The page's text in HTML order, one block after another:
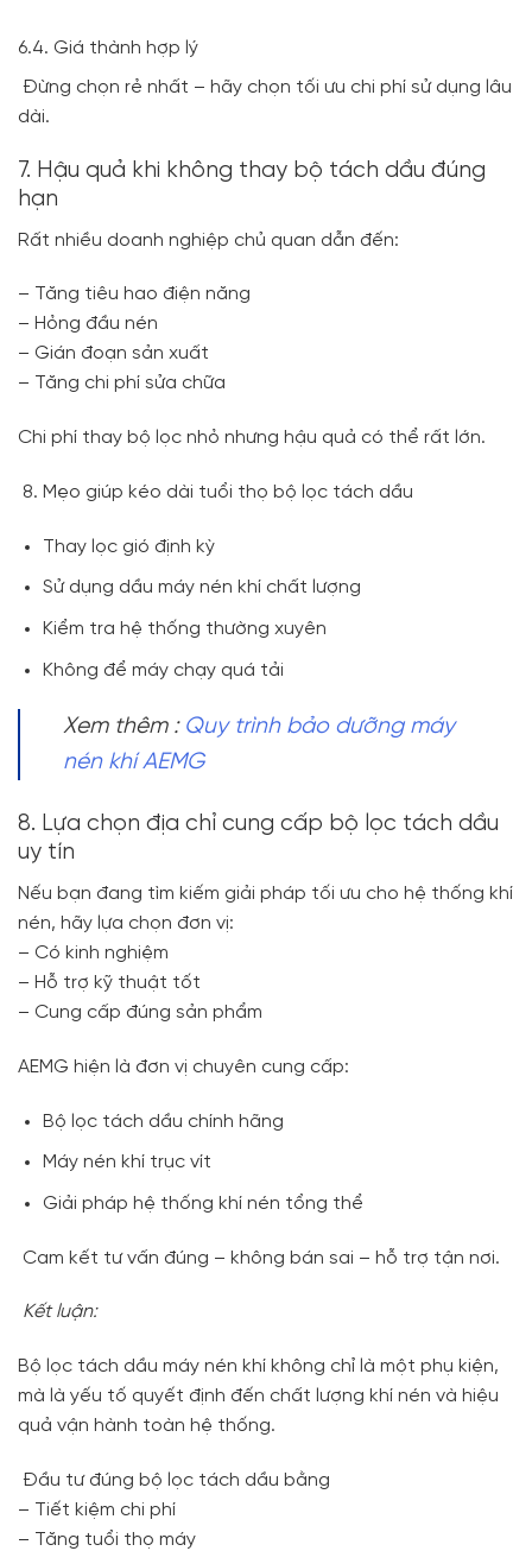
6.4. Giá thành hợp lý
Đừng chọn rẻ nhất – hãy chọn tối ưu chi phí sử dụng lâu
dài.
7. Hậu quả khi không thay bộ tách dầu đúng
hạn
Rất nhiều doanh nghiệp chủ quan dẫn đến:
– Tăng tiêu hao điện năng
– Hỏng đầu nén
– Gián đoạn sản xuất
– Tăng chi phí sửa chữa
Chi phí thay bộ lọc nhỏ nhưng hậu quả có thể rất lớn.
Mẹo giúp kéo dài tuổi thọ bộ lọc tách dầu
Thay lọc gió định kỳ
Sử dụng dầu máy nén khí chất lượng
Kiểm tra hệ thống thường xuyên
Không để máy chạy quá tải
Xem thêm : Quy trình bảo dưỡng máy
nén khí AEMG
8. Lựa chọn địa chỉ cung cấp bộ lọc tách dầu
uy tín
Nếu bạn đang tìm kiếm giải pháp tối ưu cho hệ thống khí
nén, hãy lựa chọn đơn vị:
– Có kinh nghiệm
– Hỗ trợ kỹ thuật tốt
– Cung cấp đúng sản phẩm
AEMG hiện là đơn vị chuyên cung cấp:
Bộ lọc tách dầu chính hãng
Máy nén khí trục vít
Giải pháp hệ thống khí nén tổng thể
Cam kết tư vấn đúng – không bán sai – hỗ trợ tận nơi.
Kết luận:
Bộ lọc tách dầu máy nén khí không chỉ là một phụ kiện,
mà là yếu tố quyết định đến chất lượng khí nén và hiệu
quả vận hành toàn hệ thống.
Đầu tư đúng bộ lọc tách dầu bằng
– Tiết kiệm chi phí
– Tăng tuổi thọ máy